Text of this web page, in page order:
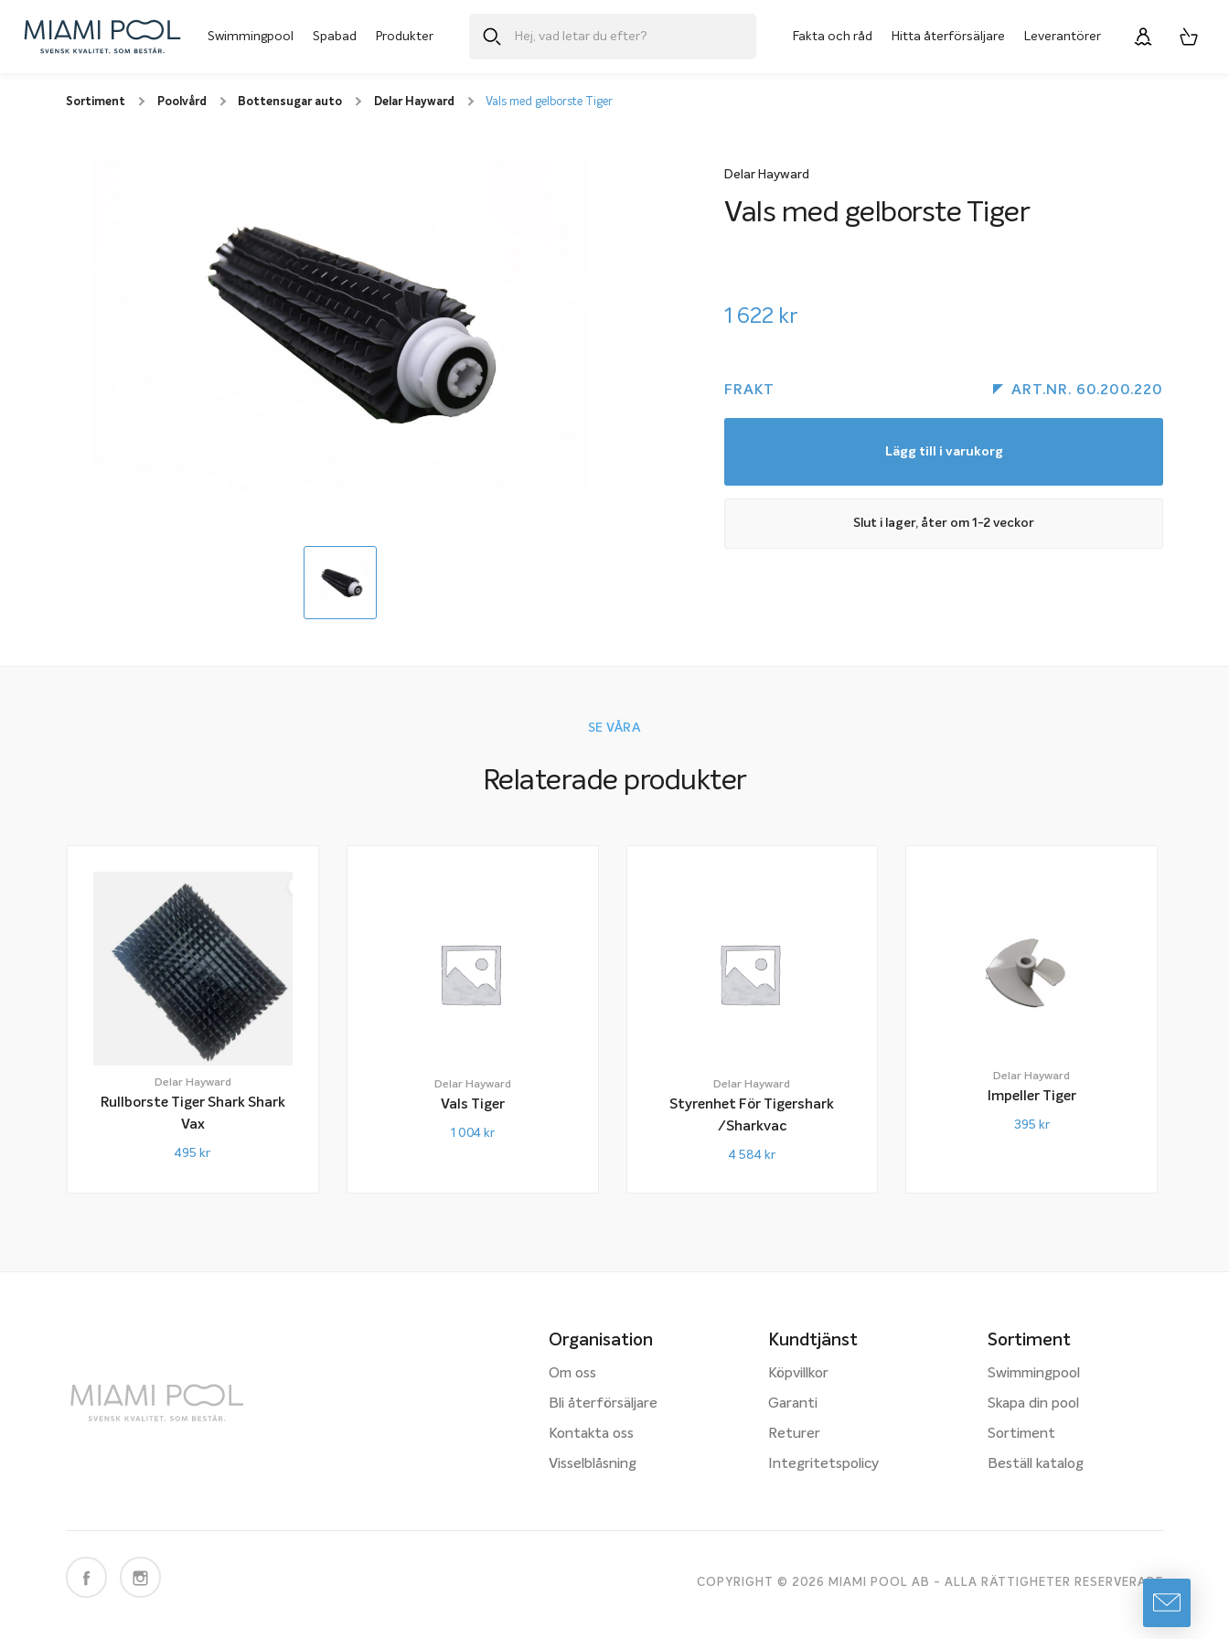
Swimmingpool Spabad Produkter Fakta och råd Hitta återförsäljare Leverantörer
Sortiment Poolvård Bottensugar auto Delar Hayward Vals med gelborste Tiger
Delar Hayward
Vals med gelborste Tiger
1 622 kr
FRAKT ART.NR. 60.200.220
Lägg till i varukorg
Slut i lager, åter om 1-2 veckor
SE VÅRA
Relaterade produkter
Delar Hayward
Rullborste Tiger Shark Shark
Vax
495 kr
Delar Hayward
Vals Tiger
1 004 kr
Delar Hayward
Styrenhet För Tigershark
/Sharkvac
4 584 kr
Delar Hayward
Impeller Tiger
395 kr
Sortiment
Swimmingpool
Skapa din pool
Sortiment
Beställ katalog
Kundtjänst
Köpvillkor
Garanti
Returer
Integritetspolicy
Organisation
Om oss
Bli återförsäljare
Kontakta oss
Visselblåsning
COPYRIGHT © 2026 MIAMI POOL AB - ALLA RÄTTIGHETER RESERVERADE